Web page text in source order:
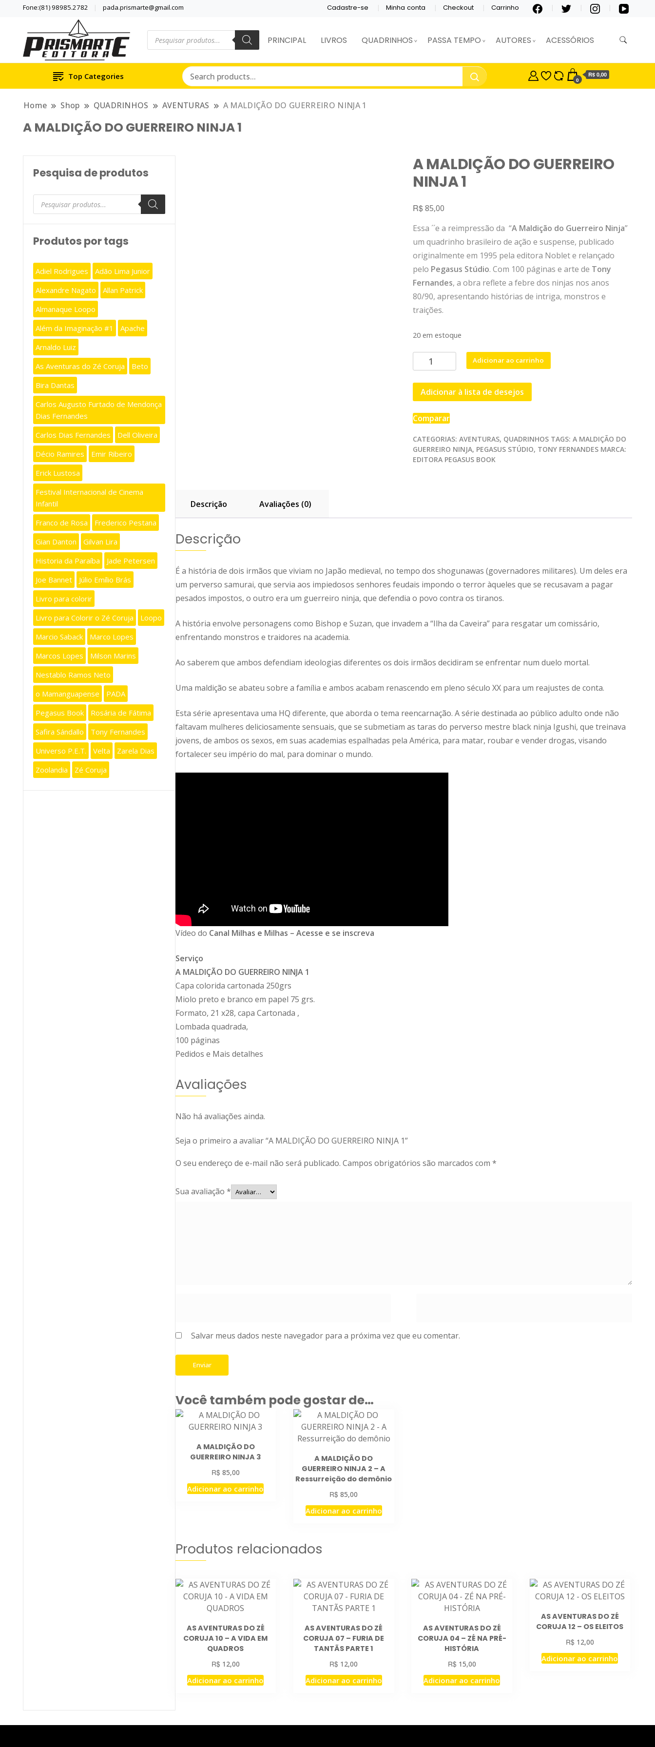
Fone:(81) 98985.2782 pada.prismarte@gmail.com Cadastre-se Minha conta Checkout Carrinho
PRISMARTE EDITORA
Se inspire com LIVROS E QUADRINHOS.
Pesquisar
produtos PRINCIPAL LIVROS QUADRINHOS PASSA TEMPO AUTORES ACESSÓRIOS
Top Categories 0
R$ 0,00
Home Shop QUADRINHOS AVENTURAS A MALDIÇÃO DO GUERREIRO NINJA 1
A MALDIÇÃO DO GUERREIRO NINJA 1
A MALDIÇÃO DO GUERREIRO
NINJA 1
R$85,00
Essa ´´e a reimpressão da “A Maldição do Guerreiro Ninja”
um quadrinho brasileiro de ação e suspense, publicado
originalmente em 1995 pela editora Noblet e relançado
pelo Pegasus Stúdio. Com 100 páginas e arte de Tony
Fernandes, a obra reflete a febre dos ninjas nos anos
80/90, apresentando histórias de intriga, monstros e
traições.
20 em estoque
MALDIÇÃO
DO
GUERREIRO
NINJA
1
Adicionar ao carrinho
Adicionar à lista de desejos
Comparar
CATEGORIAS: AVENTURAS, QUADRINHOS TAGS: A MALDIÇÃO DO
GUERREIRO NINJA, PEGASUS STÚDIO, TONY FERNANDES MARCA:
EDITORA PEGASUS BOOK
Descrição Avaliações (0)
Descrição
É a história de dois irmãos que viviam no Japão medieval, no tempo dos shogunawas (governadores militares). Um deles era
um perverso samurai, que servia aos impiedosos senhores feudais impondo o terror àqueles que se recusavam a pagar
pesados impostos, o outro era um guerreiro ninja, que defendia o povo contra os tiranos.
A história envolve personagens como Bishop e Suzan, que invadem a “Ilha da Caveira” para resgatar um comissário,
enfrentando monstros e traidores na academia.
Ao saberem que ambos defendiam ideologias diferentes os dois irmãos decidiram se enfrentar num duelo mortal.
Uma maldição se abateu sobre a família e ambos acabam renascendo em pleno século XX para um reajustes de conta.
Esta série apresentava uma HQ diferente, que aborda o tema reencarnação. A série destinada ao público adulto onde não
faltavam mulheres deliciosamente sensuais, que se submetiam as taras do perverso mestre black ninja Igushi, que treinava
jovens, de ambos os sexos, em suas academias espalhadas pela América, para matar, roubar e vender drogas, visando
fortalecer seu império do mal, para dominar o mundo.
Vídeo do Canal Milhas e Milhas – Acesse e se inscreva
Serviço
A MALDIÇÃO DO GUERREIRO NINJA 1
Capa colorida cartonada 250grs
Miolo preto e branco em papel 75 grs.
Formato, 21 x28, capa Cartonada ,
Lombada quadrada,
100 páginas
Pedidos e Mais detalhes
Avaliações
Não há avaliações ainda.
Seja o primeiro a avaliar “A MALDIÇÃO DO GUERREIRO NINJA 1”
O seu endereço de e-mail não será publicado. Campos obrigatórios são marcados com *
Sua avaliação *
Salvar meus dados neste navegador para a próxima vez que eu comentar.
Você também pode gostar de…
A MALDIÇÃO DO
GUERREIRO NINJA 3
R$ 85,00
Adicionar ao carrinho
A MALDIÇÃO DO
GUERREIRO NINJA 2 – A
Ressurreição do demônio
R$ 85,00
Adicionar ao carrinho
Produtos relacionados
AS AVENTURAS DO ZÉ
CORUJA 10 – A VIDA EM
QUADROS
R$ 12,00
Adicionar ao carrinho
AS AVENTURAS DO ZÉ
CORUJA 07 – FURIA DE
TANTÃS PARTE 1
R$ 12,00
Adicionar ao carrinho
AS AVENTURAS DO ZÉ
CORUJA 04 – ZÉ NA PRÉ-
HISTÓRIA
R$ 15,00
Adicionar ao carrinho
AS AVENTURAS DO ZÉ
CORUJA 12 – OS ELEITOS
R$ 12,00
Adicionar ao carrinho
Pesquisa de produtos
Pesquisar
produtos
Produtos por tags
Adiel Rodrigues
Adão Lima Junior
Alexandre Nagato
Allan Patrick
Almanaque Loopo
Além da Imaginação #1
Apache
Arnaldo Luiz
As Aventuras do Zé Coruja
Beto
Bira Dantas
Carlos Augusto Furtado de Mendonça
Dias Fernandes
Carlos Dias Fernandes
Dell Oliveira
Décio Ramires
Emir Ribeiro
Erick Lustosa
Festival Internacional de Cinema
Infantil
Franco de Rosa
Frederico Pestana
Gian Danton
Gilvan Lira
Historia da Paraíba
Jade Petersen
Joe Bannet
Júlio Emílio Brás
Livro para colorir
Livro para Colorir o Zé Coruja
Loopo
Marcio Saback
Marco Lopes
Marcos Lopes
Milson Marins
Nestablo Ramos Neto
o Mamanguapense
PADA
Pegasus Book
Rosária de Fátima
Safira Sándallo
Tony Fernandes
Universo P.E.T.
Velta
Zarela Dias
Zoolandia
Zé Coruja